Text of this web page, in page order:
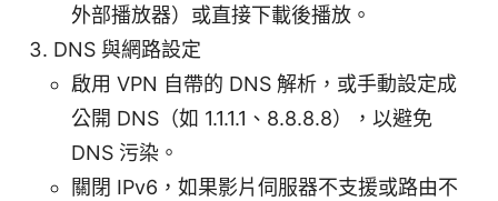
外部播放器）或直接下載後播放。
DNS 與網路設定
啟用 VPN 自帶的 DNS 解析，或手動設定成
公開 DNS（如 1.1.1.1、8.8.8.8），以避免
DNS 污染。
關閉 IPv6，如果影片伺服器不支援或路由不